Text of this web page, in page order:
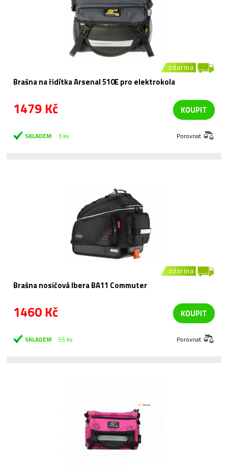
zdarma
Brašna na řidítka Arsenal 510E pro elektrokola
1479 Kč KOUPIT
SKLADEM 3 ks Porovnat
zdarma
Brašna nosičová Ibera BA11 Commuter
1460 Kč KOUPIT
SKLADEM 55 ks Porovnat